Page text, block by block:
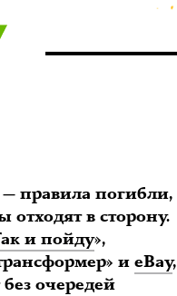
правила погибли,
в сторону.
и пойду»,
иeBay,
очередей